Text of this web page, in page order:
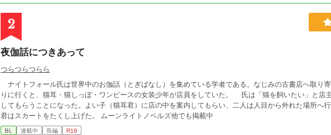
2
夜伽話につきあって
つらつらつらら
ナイトフォール氏は世界中のお伽話（とぎばなし）を集めている学者である。なじみの古書店へ取り
りに行くと、猫耳・猫しっぽ・ワンピースの女装少年が店員をしていた。 氏は「猫を飼いたい」と店
してもらうことになった。よい子（猫耳君）に店の中を案内してもらい、二人は人目から外れた場所へ
君はスカートをたくし上げた。 ムーンライトノベルズ他でも掲載中
BL 連載中 長編 R18